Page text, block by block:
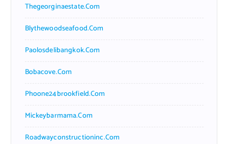
Thegeorginaestate.com
Blythewoodseafood.com
Paolosdelibangkok.com
Bobacove.com
Phoone24brookfield.com
Mickeybarmama.com
Roadwayconstructioninc.com